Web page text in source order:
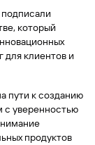
подписали
который
для клиентов и
пути к созданию
с уверенностью
продуктов